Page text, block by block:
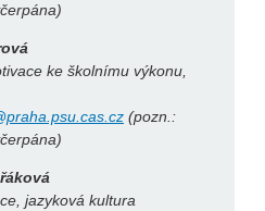
ke školnímu výkonu,
(pozn.:
jazyková kultura